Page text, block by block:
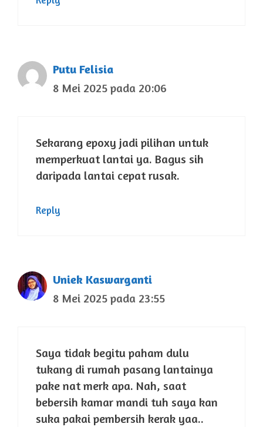
Putu Felisia
8 Mei 2025 pada 20:06
Sekarang epoxy jadi pilihan untuk
memperkuat lantai ya. Bagus sih
daripada lantai cepat rusak.
Reply
Uniek Kaswarganti
8 Mei 2025 pada 23:55
Saya tidak begitu paham dulu
tukang di rumah pasang lantainya
pake nat merk apa. Nah, saat
bebersih kamar mandi tuh saya kan
suka pakai pembersih kerak yaa..